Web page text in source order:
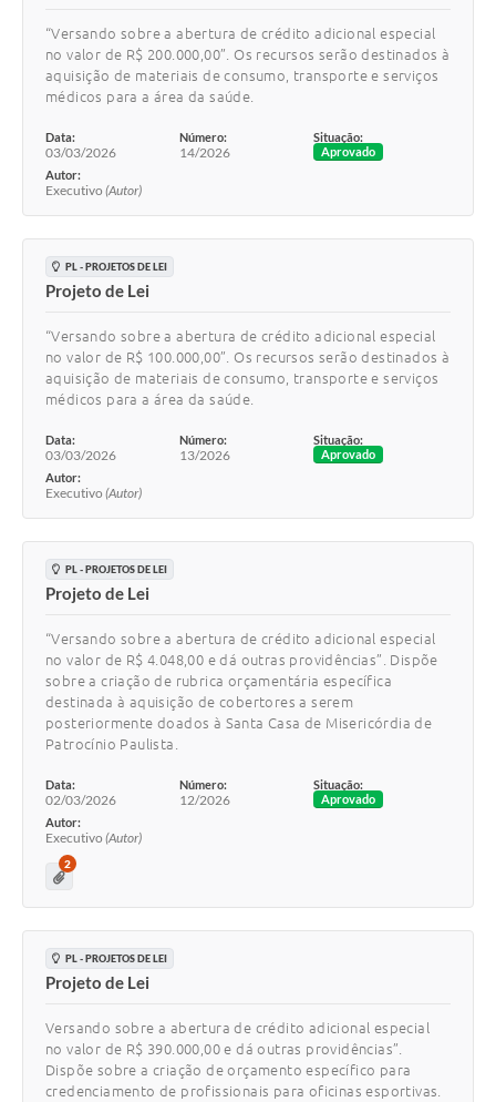
“Versando sobre a abertura de crédito adicional especial
no valor de R$ 200.000,00”. Os recursos serão destinados à
aquisição de materiais de consumo, transporte e serviços
médicos para a área da saúde.
Data:
03/03/2026
Número:
14/2026
Situação:
Aprovado
Autor:
Executivo (Autor)
PL - PROJETOS DE LEI
Projeto de Lei
“Versando sobre a abertura de crédito adicional especial
no valor de R$ 100.000,00”. Os recursos serão destinados à
aquisição de materiais de consumo, transporte e serviços
médicos para a área da saúde.
Data:
03/03/2026
Número:
13/2026
Situação:
Aprovado
Autor:
Executivo (Autor)
PL - PROJETOS DE LEI
Projeto de Lei
“Versando sobre a abertura de crédito adicional especial
no valor de R$ 4.048,00 e dá outras providências”. Dispõe
sobre a criação de rubrica orçamentária específica
destinada à aquisição de cobertores a serem
posteriormente doados à Santa Casa de Misericórdia de
Patrocínio Paulista.
Data:
02/03/2026
Número:
12/2026
Situação:
Aprovado
Autor:
Executivo (Autor)
2
PL - PROJETOS DE LEI
Projeto de Lei
Versando sobre a abertura de crédito adicional especial
no valor de R$ 390.000,00 e dá outras providências”.
Dispõe sobre a criação de orçamento específico para
credenciamento de profissionais para oficinas esportivas.